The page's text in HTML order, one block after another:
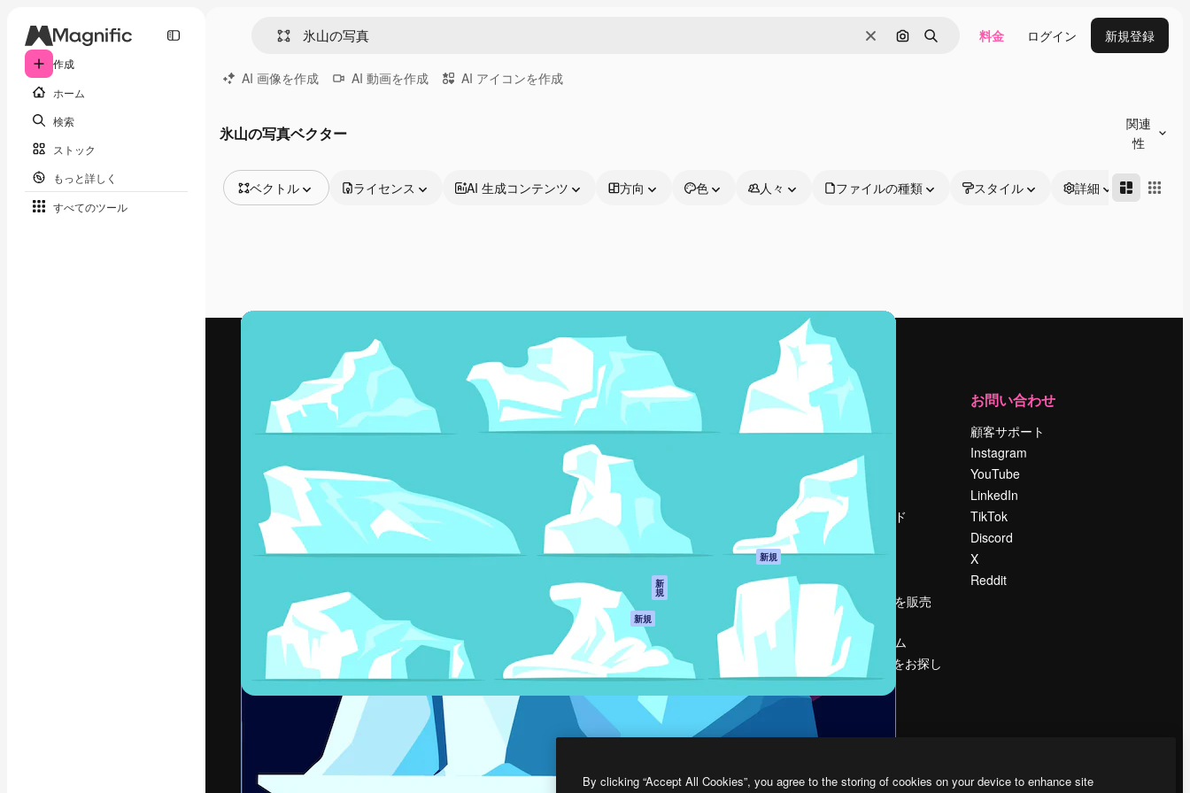
作成
ホーム
検索
ストック
もっと詳しく
すべてのツール
消去 画像で検索
検索 料金 ログイン 新規登録
AI 画像を作成 AI 動画を作成 AI アイコンを作成
氷山の写真ベクター
関連
性
ベクトル
動画
モーショングラフィックス
フォント
ライセンス AI 生成コンテンツ 方向 色 人々 ファイルの種類 スタイル 詳細
最高のクリエイティブ制作を導くためのプラ
います。
日本語
製品
Spaces
AI アシスタント
AI 画像生成ツール
AI 動画生成ツール
AI 音声合成ツール
ストックコンテン
ツ
Claude/ChatGPT
向けMCP
新
規
エージェント 新規
API
モバイルアプリ
すべてのMagnificツ
ール
はじめに
Academy
プライバシーポリ
オリジナル 新規
クッキーポリシー
トラストセンター
アフィリエイト
法人向け
運営
料金
会社概要
Reviews
採用情報
検索トレンド
イベント
Slidesgo
コンテンツを販売
する
プレスルーム
magnific.aiをお探し
ですか？
お問い合わせ
顧客サポート
Instagram
YouTube
LinkedIn
TikTok
Discord
X
Reddit
Copyright © 2010- 2026 Freepik Company S.L.U.
By clicking “Accept All Cookies”, you agree to the storing of cookies on your device to enhance site